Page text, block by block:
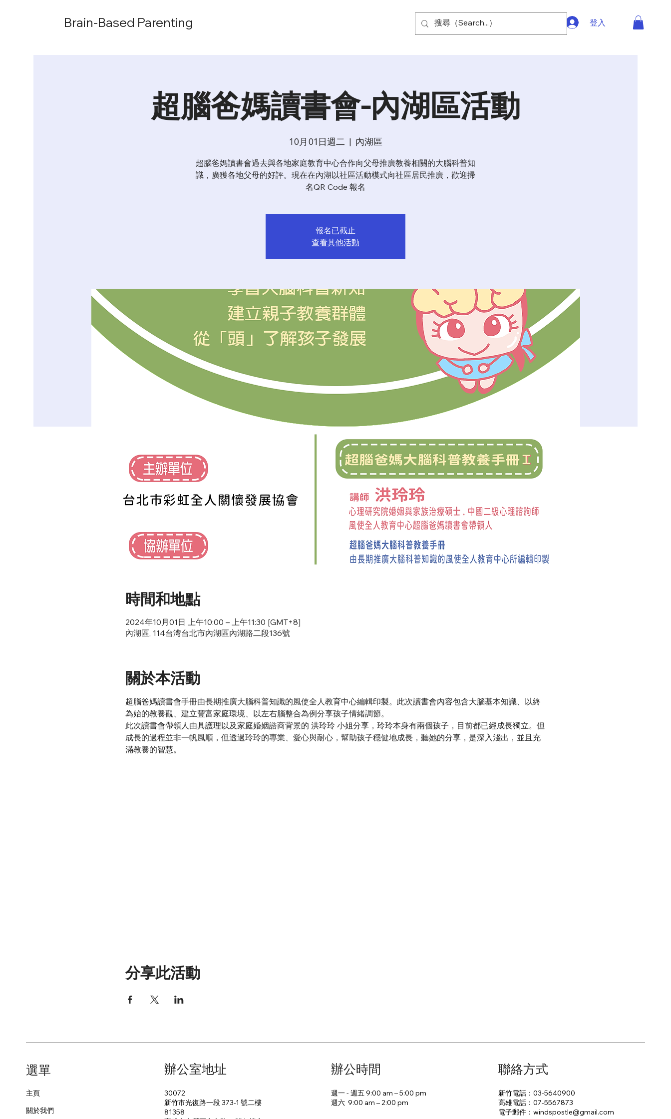
Brain-Based Parenting 登入
超腦爸媽讀書會-內湖區活動
10月01日週二
  |
內湖區
超腦爸媽讀書會過去與各地家庭教育中心合作向父母推廣教養相關的大腦科普知
識，廣獲各地父母的好評。現在在內湖以社區活動模式向社區居民推廣，歡迎掃
名QR Code 報名
報名已截止
查看其他活動
時間和地點
2024年10月01日 上午10:00 – 上午11:30 [GMT+8]
內湖區, 114台湾台北市內湖區內湖路二段136號
關於本活動
超腦爸媽讀書會手冊由長期推廣大腦科普知識的風使全人教育中心編輯印製。此次讀書會內容包含大腦基本知識、以終
為始的教養觀、建立豐富家庭環境、以左右腦整合為例分享孩子情緒調節。
此次讀書會帶領人由具護理以及家庭婚姻諮商背景的 洪玲玲 小姐分享，玲玲本身有兩個孩子，目前都已經成長獨立。但
成長的過程並非一帆風順，但透過玲玲的專業、愛心與耐心，幫助孩子穩健地成長，聽她的分享，是深入淺出，並且充
滿教養的智慧。
分享此活動
主頁
關於我們
​選單 辦公室地址
30072
新竹市光復路一段 373-1 號二樓
81358
週一 - 週五 9:00 am – 5:00 pm
週六 9:00 am – 2:00 pm​
辦公時間
新竹電話：03-5640900
高雄電話：07-5567873
電子郵件：​windspostle@gmail.com
聯絡方式